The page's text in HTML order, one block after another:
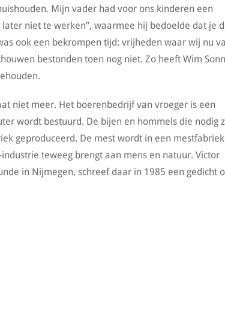
Mijn vader had voor ons kinderen een
niet te werken”, waarmee hij bedoelde dat je
ook een bekrompen tijd: vrijheden waar wij nu
bestonden toen nog niet. Zo heeft Wim
niet meer. Het boerenbedrijf van vroeger is een
wordt bestuurd. De bijen en hommels die nodig
geproduceerd. De mest wordt in een mestfabriek
teweeg brengt aan mens en natuur. Victor
in Nijmegen, schreef daar in 1985 een gedicht